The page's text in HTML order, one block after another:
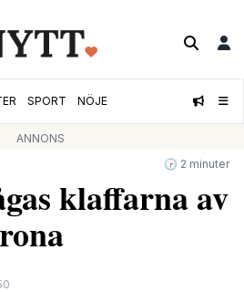
SPORT NÖJE
ANNONS
🕝 2 minuter
klaffarna av